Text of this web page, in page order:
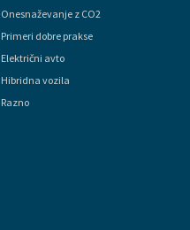
Onesnaževanje z CO2
Primeri dobre prakse
Električni avto
Hibridna vozila
Razno